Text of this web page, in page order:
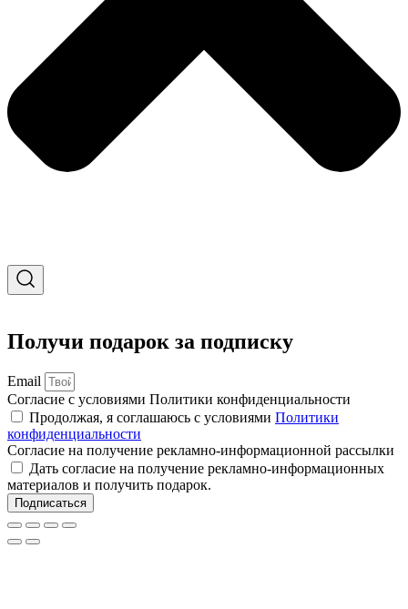
Получи подарок за подписку
Email
Согласие с условиями Политики конфиденциальности
Продолжая, я соглашаюсь с условиями Политики
конфиденциальности
Согласие на получение рекламно-информационной рассылки
Дать согласие на получение рекламно-информационных
материалов и получить подарок.
Подписаться